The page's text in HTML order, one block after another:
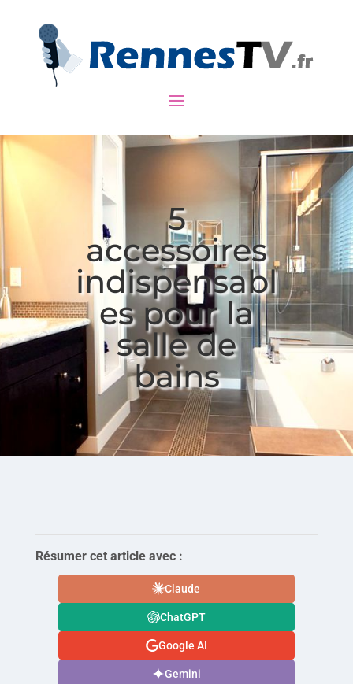
5
accessoires
indispensabl
es pour la
salle de
bains
Résumer cet article avec :
Claude
ChatGPT
Google AI
Gemini